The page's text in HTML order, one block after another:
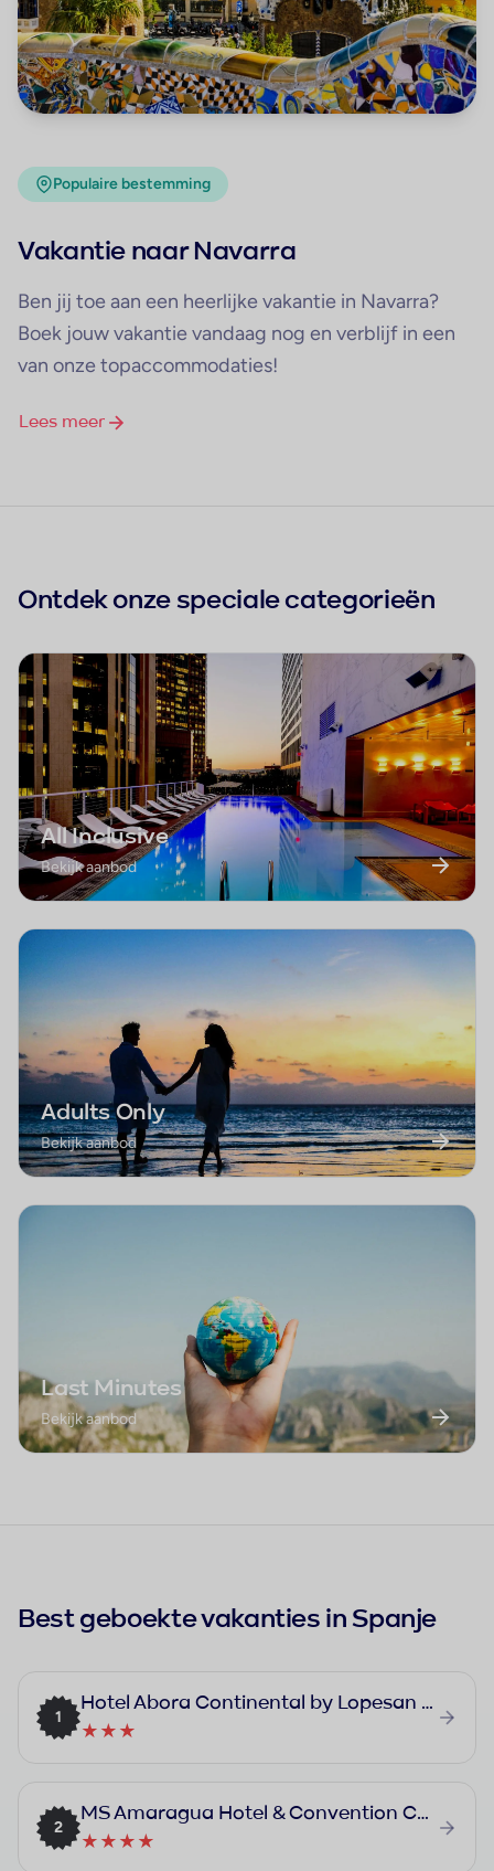
Populaire bestemming
Vakantie naar Navarra
Ben jij toe aan een heerlijke vakantie in Navarra?
Boek jouw vakantie vandaag nog en verblijf in een
van onze topaccommodaties!
Lees meer
Ontdek onze speciale categorieën
All Inclusive
Bekijk aanbod
Adults Only
Bekijk aanbod
Last Minutes
Bekijk aanbod
Best geboekte vakanties in Spanje
1
Hotel Abora Continental by Lopesan Hotels
★★★
2
MS Amaragua Hotel & Convention Center
★★★★